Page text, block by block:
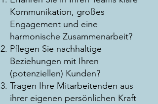
Kommunikation, großes
Engagement und eine
harmonische Zusammenarbeit?
Pflegen Sie nachhaltige
Beziehungen mit Ihren
(potenziellen) Kunden?
Tragen Ihre Mitarbeitenden aus
ihrer eigenen persönlichen Kraft